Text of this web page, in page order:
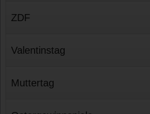
ZDF
Valentinstag
Muttertag